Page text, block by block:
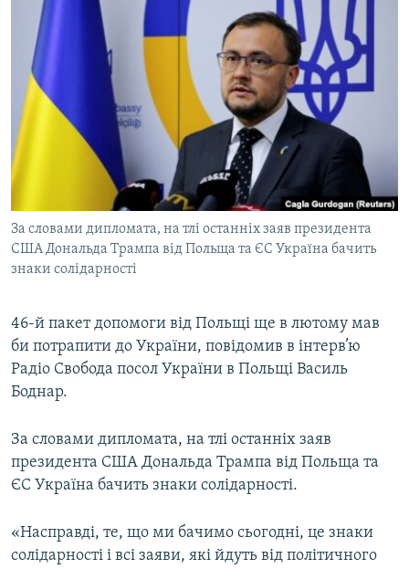
УКРАЇНА
СВІТ
СХЕМИ
КИТАЙ.ВИКЛИКИ
МУЛЬТИМЕДІА
ФОТО
СПЕЦПРОЄКТИ
ПОДКАСТИ
КРИМ РЕАЛІЇ
РУС
КТАТ
ДОЛУЧАЙСЯ!
Усі сайти RFE/RL
За словами дипломата, на тлі останніх заяв президента
США Дональда Трампа від Польща та ЄС Україна бачить
знаки солідарності
46-й пакет допомоги від Польщі ще в лютому мав
би потрапити до України, повідомив в інтерв’ю
Радіо Свобода посол України в Польщі Василь
Боднар.
За словами дипломата, на тлі останніх заяв
президента США Дональда Трампа від Польща та
ЄС Україна бачить знаки солідарності.
«Насправді, те, що ми бачимо сьогодні, це знаки
солідарності і всі заяви, які йдуть від політичного